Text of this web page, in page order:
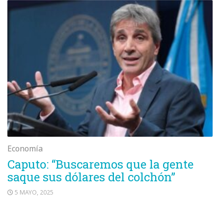
Economía
Caputo: “Buscaremos que la gente
saque sus dólares del colchón”
5 MAYO, 2025